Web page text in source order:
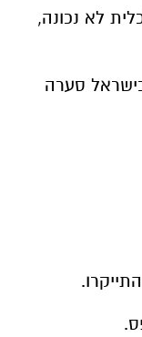
לא נכונה,
סערה